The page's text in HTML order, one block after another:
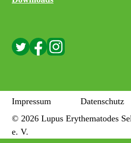
Impressum Datenschutz
© 2026 Lupus Erythematodes
e. V.